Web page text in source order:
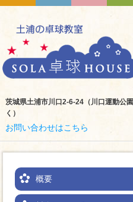
茨城県土浦市川口2-6-24（川口運動公
く）
お問い合わせはこちら
概要